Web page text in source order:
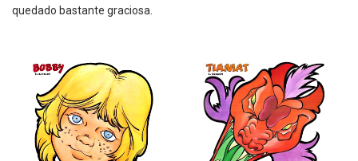
quedado bastante graciosa.